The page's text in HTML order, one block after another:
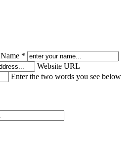
Name *
Website URL
Enter the two words you see below